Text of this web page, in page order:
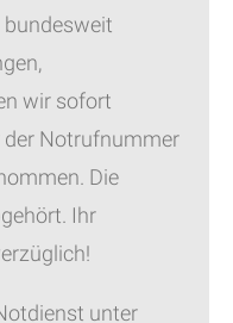
wir sofort
der Notrufnummer
Die
Ihr
unter